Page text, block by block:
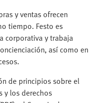
y ventas ofrecen
tiempo. Festo es
corporativa y trabaja
así como en
de principios sobre el
y los derechos